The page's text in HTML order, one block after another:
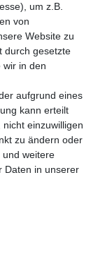
um z.B.
von
Website zu
durch gesetzte
wir in den
aufgrund eines
kann erteilt
einzuwilligen
zu ändern oder
und weitere
Daten in unserer